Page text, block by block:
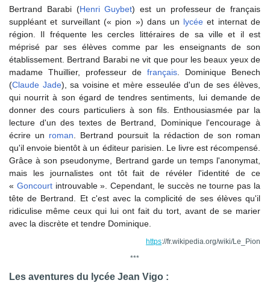
Bertrand Barabi (Henri Guybet) est un professeur de français
suppléant et surveillant (« pion ») dans un lycéeet internat de
région. Il fréquente les cercles littéraires de sa ville et il est
méprisé par ses élèves comme par les enseignants de son
établissement. Bertrand Barabi ne vit que pour les beaux yeux de
madame Thuillier, professeur de français. Dominique Benech
(Claude Jade), sa voisine et mère esseulée d'un de ses élèves,
qui nourrit à son égard de tendres sentiments, lui demande de
donner des cours particuliers à son fils. Enthousiasmée par la
lecture d'un des textes de Bertrand, Dominique l'encourage à
écrire un roman. Bertrand poursuit la rédaction de son roman
qu'il envoie bientôt à un éditeur parisien. Le livre est récompensé.
Grâce à son pseudonyme, Bertrand garde un temps l'anonymat,
mais les journalistes ont tôt fait de révéler l'identité de ce
« Goncourtintrouvable ». Cependant, le succès ne tourne pas la
tête de Bertrand. Et c'est avec la complicité de ses élèves qu'il
ridiculise même ceux qui lui ont fait du tort, avant de se marier
avec la discrète et tendre Dominique.
https://fr.wikipedia.org/wiki/Le_Pion
***
Les aventures du lycée Jean Vigo :